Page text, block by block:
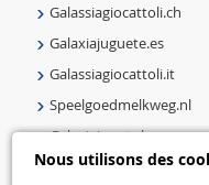
Nous utilisons des
Galassiagiocattoli.ch
Galaxiajuguete.es
Galassiagiocattoli.it
Speelgoedmelkweg.nl
Galaxiejouets.be
Galaxiespielzeug.be